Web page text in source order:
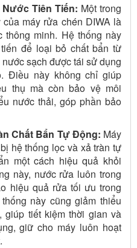
Tiên Tiến: Một trong
máy rửa chén DIWA là
thông minh. Hệ thống này
để loại bỏ chất bẩn từ
sạch được tái sử dụng
Điều này không chỉ giúp
thụ mà còn bảo vệ môi
nước thải, góp phần bảo
Chất Bẩn Tự Động: Máy
hệ thống lọc và xả tràn tự
một cách hiệu quả khỏi
này, nước rửa luôn trong
hiệu quả rửa tối ưu trong
này cũng giảm thiểu
tiết kiệm thời gian và
giữ cho máy luôn hoạt